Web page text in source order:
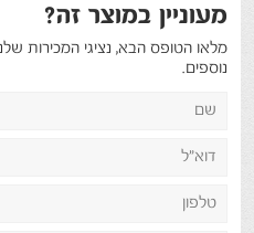
מעוניין במוצר זה?
מלאו הטופס הבא, נציגי המכירות
נוספים.